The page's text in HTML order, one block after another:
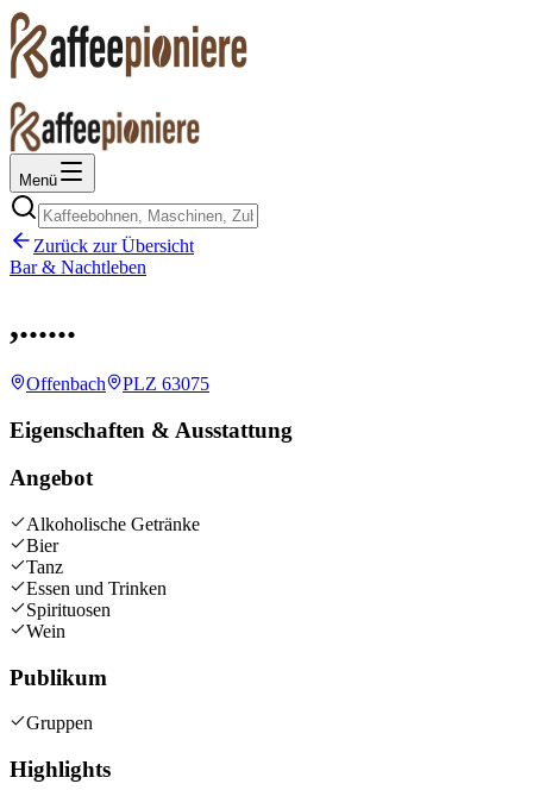
Menü
Zurück zur Übersicht
Bar & Nachtleben
,......
Offenbach PLZ 63075
Eigenschaften & Ausstattung
Angebot
Alkoholische Getränke
Bier
Tanz
Essen und Trinken
Spirituosen
Wein
Publikum
Gruppen
Highlights